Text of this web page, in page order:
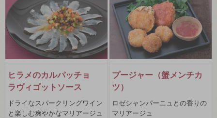
ヒラメのカルパッチョ
ラヴィゴットソース
ドライなスパークリングワイン
と楽しむ爽やかなマリアージュ
プージャー（蟹メンチカ
ツ）
ロゼシャンパーニュとの香りの
マリアージュ